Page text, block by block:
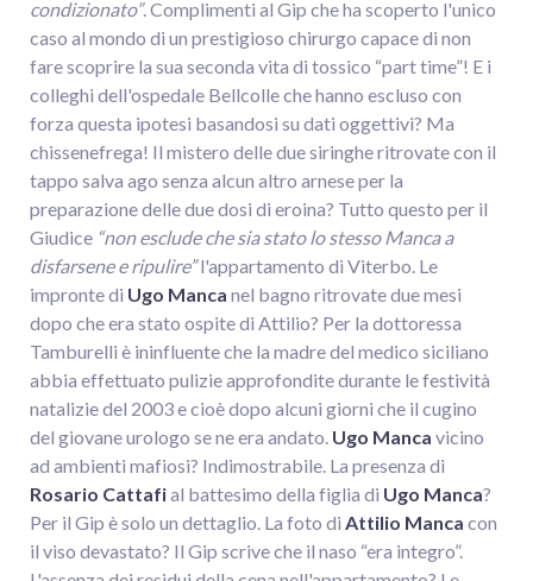
condizionato”. Complimenti al Gip che ha scoperto l'unico
caso al mondo di un prestigioso chirurgo capace di non
fare scoprire la sua seconda vita di tossico “part time”! E i
colleghi dell'ospedale Bellcolle che hanno escluso con
forza questa ipotesi basandosi su dati oggettivi? Ma
chissenefrega! Il mistero delle due siringhe ritrovate con il
tappo salva ago senza alcun altro arnese per la
preparazione delle due dosi di eroina? Tutto questo per il
Giudice “non esclude che sia stato lo stesso Manca a
disfarsene e ripulire”l'appartamento di Viterbo. Le
impronte di Ugo Manca nel bagno ritrovate due mesi
dopo che era stato ospite di Attilio? Per la dottoressa
Tamburelli è ininfluente che la madre del medico siciliano
abbia effettuato pulizie approfondite durante le festività
natalizie del 2003 e cioè dopo alcuni giorni che il cugino
del giovane urologo se ne era andato. Ugo Manca vicino
ad ambienti mafiosi? Indimostrabile. La presenza di
Rosario Cattafial battesimo della figlia di Ugo Manca?
Per il Gip è solo un dettaglio. La foto di Attilio Manca con
il viso devastato? Il Gip scrive che il naso “era integro”.